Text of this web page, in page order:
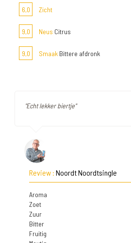
6,0
Zicht
9,0 Neus Citrus
9,0 Smaak Bittere afdronk
"Echt lekker biertje"
Review : Noordt Noordtsingle
Aroma
Zoet
Zuur
Bitter
Fruitig